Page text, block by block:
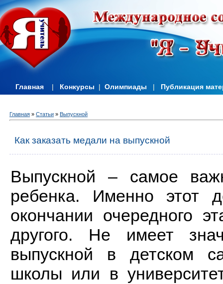
Главная | Конкурсы | Олимпиады | Публикация
Главная » Статьи » Выпускной
Как заказать медали на выпускной
Выпускной – самое
ребенка. Именно этот
окончании очередного
другого. Не имеет
выпускной в детском
школы или в